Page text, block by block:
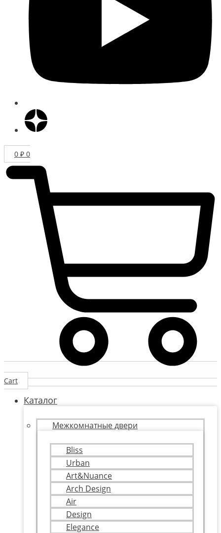
0 ₽ 0
Cart
Каталог
Межкомнатные двери
Bliss
Urban
Art&Nuance
Arch Design
Air
Design
Elegance